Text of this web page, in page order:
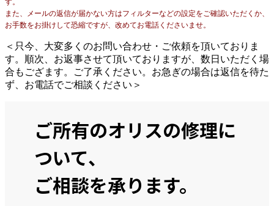
す。
また、メールの返信が届かない方はフィルターなどの設定をご確認いただくか、
お手数をお掛けして恐縮ですが、改めてお電話くださいませ。
＜只今、大変多くのお問い合わせ・ご依頼を頂いておりま
す。順次、お返事させて頂いておりますが、数日いただく場
合もござます。ご了承ください。お急ぎの場合は返信を待た
ず、お電話でご相談ください＞